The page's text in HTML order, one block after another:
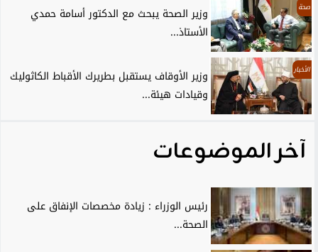
صحة
وزير الصحة يبحث مع الدكتور أسامة حمدي
الأستاذ...
الأخبار
وزير الأوقاف يستقبل بطريرك الأقباط الكاثوليك
وقيادات هيئة...
آخر الموضوعات
رئيس الوزراء : زيادة مخصصات الإنفاق على
الصحة...